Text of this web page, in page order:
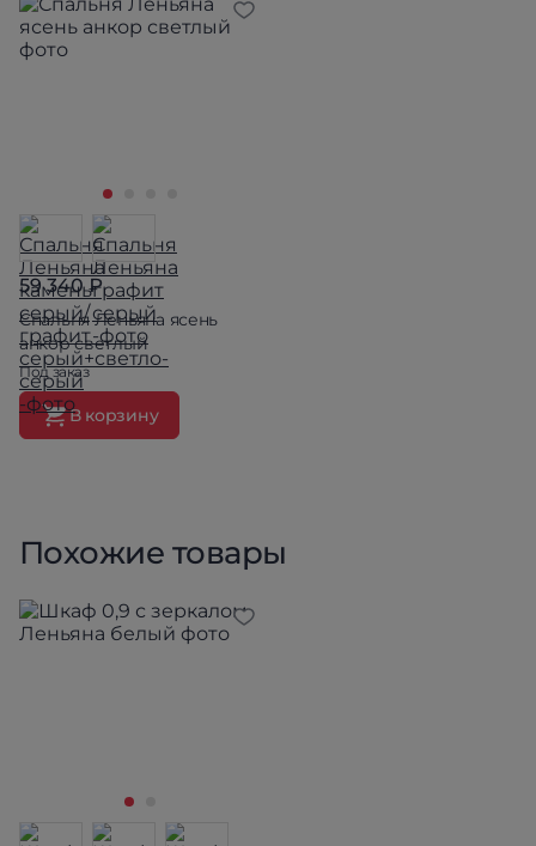
59 340 ₽
Спальня Леньяна ясень
анкор светлый
Под заказ
В корзину
Похожие товары